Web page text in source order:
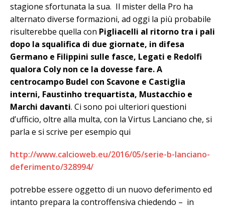
stagione sfortunata la sua. Il mister della Pro ha
alternato diverse formazioni, ad oggi la più probabile
risulterebbe quella con Pigliacelli al ritorno tra i pali
dopo la squalifica di due giornate, in difesa
Germano e Filippini sulle fasce, Legati e Redolfi
qualora Coly non ce la dovesse fare. A
centrocampo Budel con Scavone e Castiglia
interni, Faustinho trequartista, Mustacchio e
Marchi davanti. Ci sono poi ulteriori questioni
d’ufficio, oltre alla multa, con la Virtus Lanciano che, si
parla e si scrive per esempio qui
http://www.calcioweb.eu/2016/05/serie-b-lanciano-
deferimento/328994/
potrebbe essere oggetto di un nuovo deferimento ed
intanto prepara la controffensiva chiedendo – in